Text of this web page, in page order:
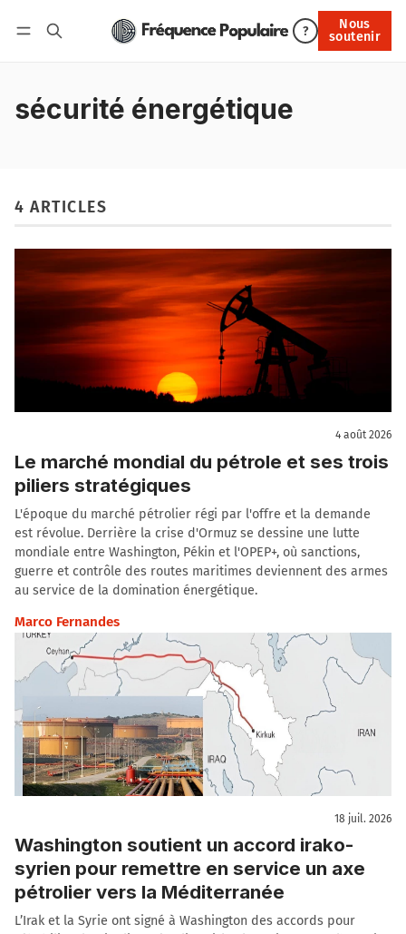
?
Nous
soutenir
Nous soutenir
sécurité énergétique
4 ARTICLES
4 août 2026
Le marché mondial du pétrole et ses trois
piliers stratégiques
L'époque du marché pétrolier régi par l'offre et la demande
est révolue. Derrière la crise d'Ormuz se dessine une lutte
mondiale entre Washington, Pékin et l'OPEP+, où sanctions,
guerre et contrôle des routes maritimes deviennent des armes
au service de la domination énergétique.
Marco Fernandes
18 juil. 2026
Washington soutient un accord irako-
syrien pour remettre en service un axe
pétrolier vers la Méditerranée
L’Irak et la Syrie ont signé à Washington des accords pour